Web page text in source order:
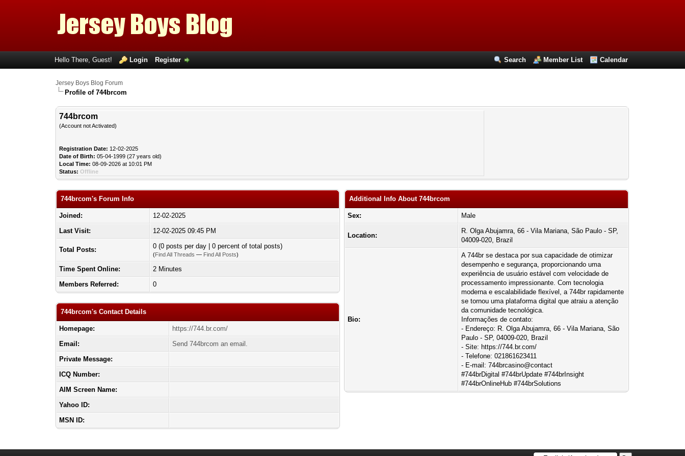
Search Member List Calendar
Hello There, Guest! Login Register
Jersey Boys Blog Forum
Profile of 744brcom
744brcom
(Account not Activated)
Registration Date: 12-02-2025
Date of Birth: 05-04-1999 (27 years old)
Local Time: 08-09-2026 at 10:01 PM
Status: Offline
744brcom's Forum Info
Joined:
12-02-2025
Last Visit:
12-02-2025 09:45 PM
Total Posts: 0 (0 posts per day | 0 percent of total posts)
(Find All Threads — Find All Posts)
Time Spent Online:
2 Minutes
Members Referred:
0
744brcom's Contact Details
Homepage:
https://744.br.com/
Email:
Send 744brcom an email.
Private Message:
ICQ Number:
AIM Screen Name:
Yahoo ID:
MSN ID:
Additional Info About 744brcom
Sex: Male
Location:
R. Olga Abujamra, 66 - Vila Mariana, São Paulo - SP,
04009-020, Brazil
Bio:
A 744br se destaca por sua capacidade de otimizar
desempenho e segurança, proporcionando uma
experiência de usuário estável com velocidade de
processamento impressionante. Com tecnologia
moderna e escalabilidade flexível, a 744br rapidamente
se tornou uma plataforma digital que atraiu a atenção
da comunidade tecnológica.
Informações de contato:
- Endereço: R. Olga Abujamra, 66 - Vila Mariana, São
Paulo - SP, 04009-020, Brazil
- Site: https://744.br.com/
- Telefone: 021861623411
- E-mail: 744brcasino@contact
#744brDigital #744brUpdate #744brInsight
#744brOnlineHub #744brSolutions